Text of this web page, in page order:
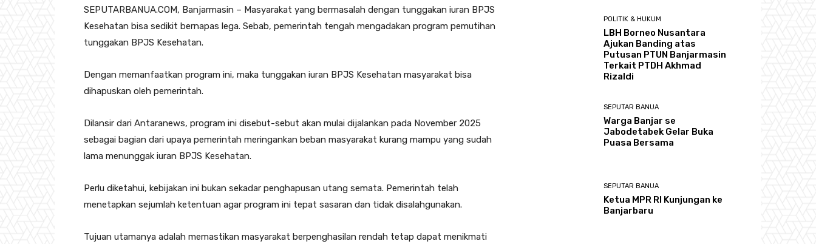
SEPUTARBANUA.COM, Banjarmasin – Masyarakat yang bermasalah dengan tunggakan iuran BPJS
Kesehatan bisa sedikit bernapas lega. Sebab, pemerintah tengah mengadakan program pemutihan
tunggakan BPJS Kesehatan.
Dengan memanfaatkan program ini, maka tunggakan iuran BPJS Kesehatan masyarakat bisa
dihapuskan oleh pemerintah.
Dilansir dari Antaranews, program ini disebut-sebut akan mulai dijalankan pada November 2025
sebagai bagian dari upaya pemerintah meringankan beban masyarakat kurang mampu yang sudah
lama menunggak iuran BPJS Kesehatan.
Perlu diketahui, kebijakan ini bukan sekadar penghapusan utang semata. Pemerintah telah
menetapkan sejumlah ketentuan agar program ini tepat sasaran dan tidak disalahgunakan.
Tujuan utamanya adalah memastikan masyarakat berpenghasilan rendah tetap dapat menikmati
POLITIK & HUKUM
LBH Borneo Nusantara
Ajukan Banding atas
Putusan PTUN Banjarmasin
Terkait PTDH Akhmad
Rizaldi
SEPUTAR BANUA
Warga Banjar se
Jabodetabek Gelar Buka
Puasa Bersama
SEPUTAR BANUA
Ketua MPR RI Kunjungan ke
Banjarbaru